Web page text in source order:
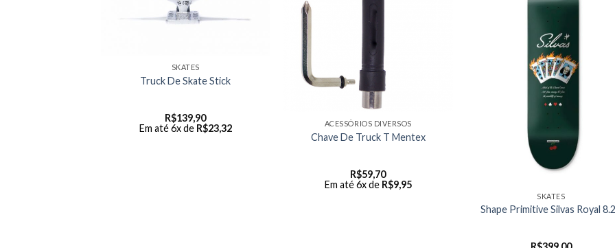
SKATES
Truck De Skate Stick
R$139,90
Em até 6x de R$23,32 ACESSÓRIOS DIVERSOS
Chave De Truck T Mentex
R$59,70
Em até 6x de R$9,95
SKATES
Shape Primitive Silvas Royal